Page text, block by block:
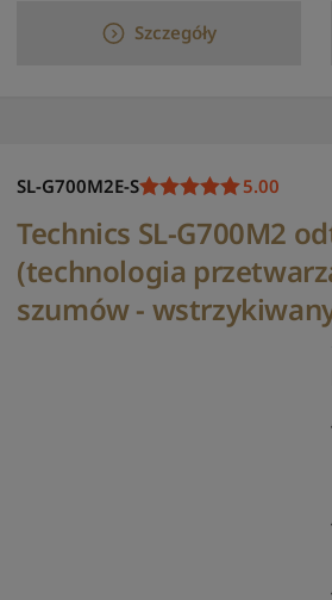
Szczegóły
SL-G700M2E-S 5.00
Technics SL-G700M2
(technologia
szumów -